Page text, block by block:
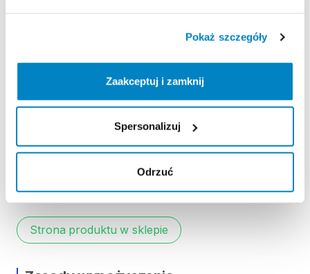
Pokaż szczegóły
Zaakceptuj i zamknij
Spersonalizuj
Odrzuć
szintkülönbségek és a
kis szintkülönbség
csomagok nélkül (kerékpáros táska vagy utánfutó
ECO üzemmód: max. 70 km
30 km
Strona produktu w sklepie